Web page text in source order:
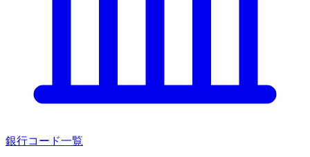
銀行コード一覧